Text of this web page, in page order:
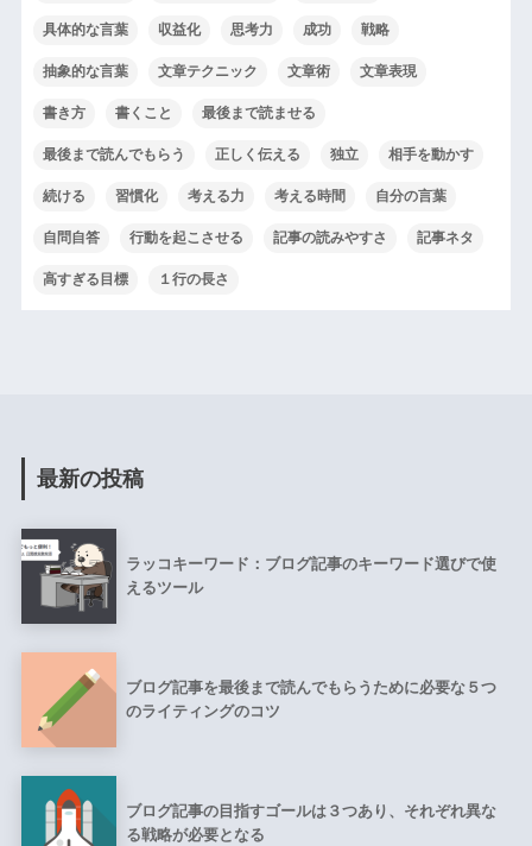
具体的な言葉 収益化 思考力 成功 戦略
抽象的な言葉 文章テクニック 文章術 文章表現
書き方 書くこと 最後まで読ませる
最後まで読んでもらう 正しく伝える 独立 相手を動かす
続ける 習慣化 考える力 考える時間 自分の言葉
自問自答 行動を起こさせる 記事の読みやすさ 記事ネタ
高すぎる目標 １行の長さ
最新の投稿
ラッコキーワード：ブログ記事のキーワード選びで使
えるツール
ブログ記事を最後まで読んでもらうために必要な５つ
のライティングのコツ
ブログ記事の目指すゴールは３つあり、それぞれ異な
る戦略が必要となる